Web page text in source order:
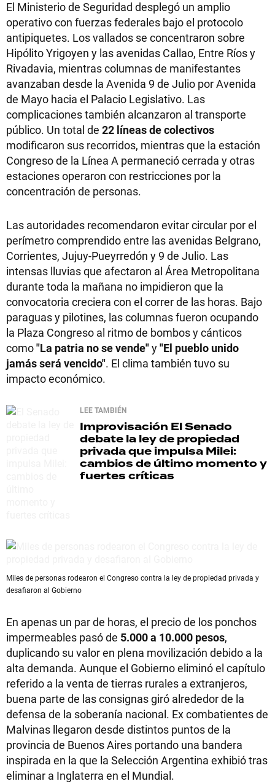
El Ministerio de Seguridad desplegó un amplio
operativo con fuerzas federales bajo el protocolo
antipiquetes. Los vallados se concentraron sobre
Hipólito Yrigoyen y las avenidas Callao, Entre Ríos y
Rivadavia, mientras columnas de manifestantes
avanzaban desde la Avenida 9 de Julio por Avenida
de Mayo hacia el Palacio Legislativo. Las
complicaciones también alcanzaron al transporte
público. Un total de 22 líneas de colectivos
modificaron sus recorridos, mientras que la estación
Congreso de la Línea A permaneció cerrada y otras
estaciones operaron con restricciones por la
concentración de personas.
Las autoridades recomendaron evitar circular por el
perímetro comprendido entre las avenidas Belgrano,
Corrientes, Jujuy-Pueyrredón y 9 de Julio. Las
intensas lluvias que afectaron al Área Metropolitana
durante toda la mañana no impidieron que la
convocatoria creciera con el correr de las horas. Bajo
paraguas y pilotines, las columnas fueron ocupando
la Plaza Congreso al ritmo de bombos y cánticos
como"La patria no se vende"y"El pueblo unido
jamás será vencido". El clima también tuvo su
impacto económico.
LEE TAMBIÉN
Improvisación El Senado
debate la ley de propiedad
privada que impulsa Milei:
cambios de último momento y
fuertes críticas
Miles de personas rodearon el Congreso contra la ley de propiedad privada y
desafiaron al Gobierno
En apenas un par de horas, el precio de los ponchos
impermeables pasó de 5.000 a 10.000 pesos,
duplicando su valor en plena movilización debido a la
alta demanda. Aunque el Gobierno eliminó el capítulo
referido a la venta de tierras rurales a extranjeros,
buena parte de las consignas giró alrededor de la
defensa de la soberanía nacional. Ex combatientes de
Malvinas llegaron desde distintos puntos de la
provincia de Buenos Aires portando una bandera
inspirada en la que la Selección Argentina exhibió tras
eliminar a Inglaterra en el Mundial.